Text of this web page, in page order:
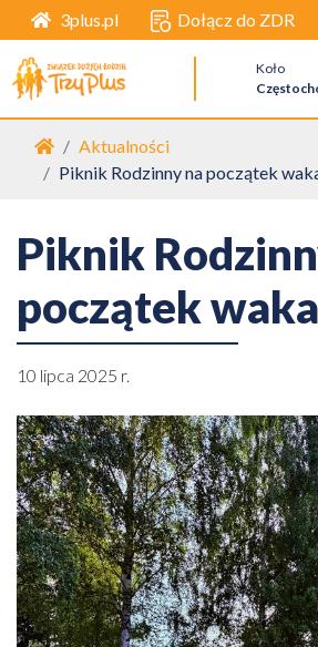
3plus.pl Dołącz do ZDR
Koło
Strona główna
Aktualności
Piknik Rodzinny na początek
Piknik
początek
10 lipca 2025 r.